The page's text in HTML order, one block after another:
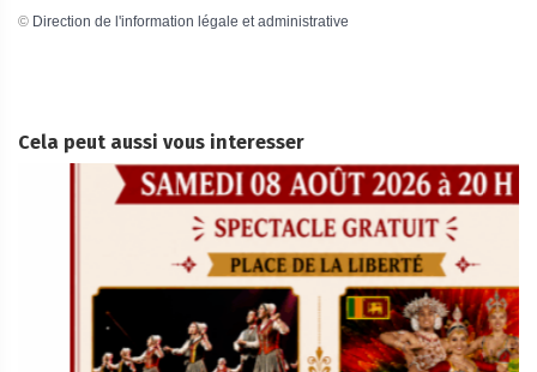
© Direction de l'information légale et administrative
Cela peut aussi vous interesser